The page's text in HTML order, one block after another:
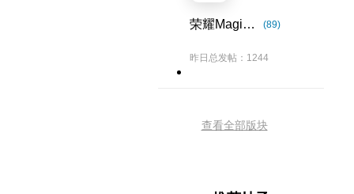
荣耀Magic8系列 (89)
昨日总发帖：1244
查看全部版块